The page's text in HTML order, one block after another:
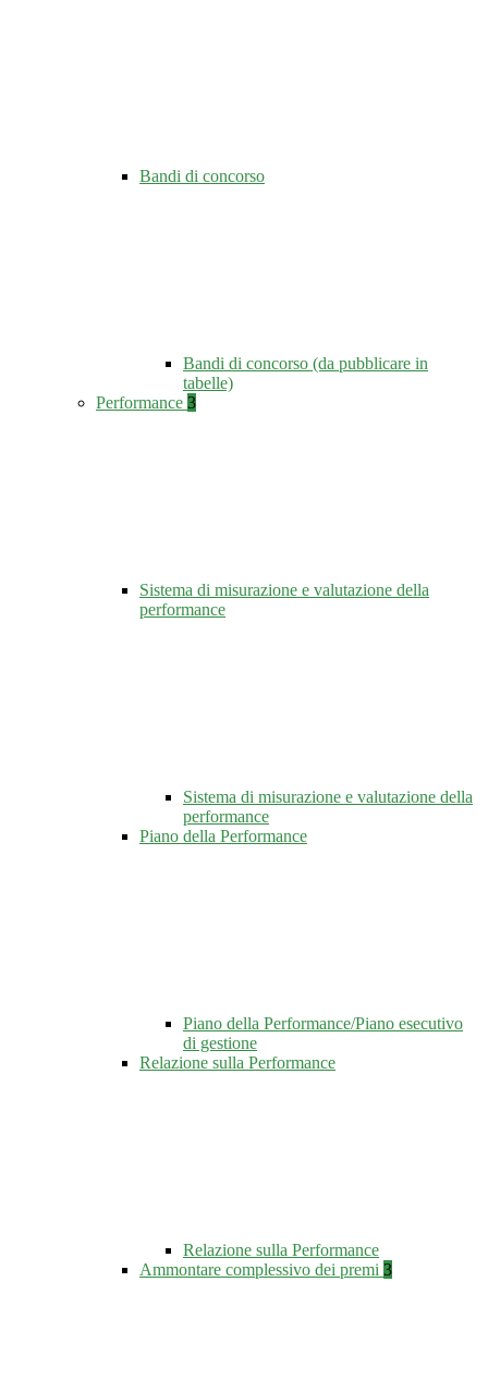
Bandi di concorso
Bandi di concorso (da pubblicare in
tabelle)
Performance 3
Sistema di misurazione e valutazione della
performance
Sistema di misurazione e valutazione della
performance
Piano della Performance
Piano della Performance/Piano esecutivo
di gestione
Relazione sulla Performance
Relazione sulla Performance
Ammontare complessivo dei premi 3